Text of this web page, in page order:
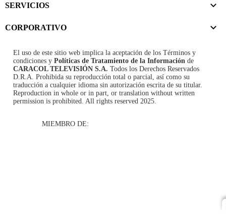
SERVICIOS
CORPORATIVO
El uso de este sitio web implica la aceptación de los Términos y
condiciones y Políticas de Tratamiento de la Información de
CARACOL TELEVISIÓN S.A. Todos los Derechos Reservados
D.R.A. Prohibida su reproducción total o parcial, así como su
traducción a cualquier idioma sin autorización escrita de su titular.
Reproduction in whole or in part, or translation without written
permission is prohibited. All rights reserved 2025.
MIEMBRO DE: